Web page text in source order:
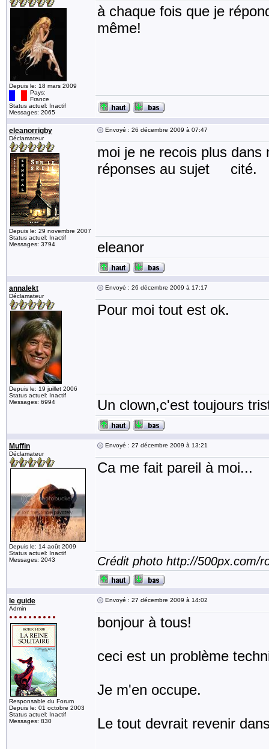
Depuis le: 18 mars 2009
Pays:
France
Status actuel: Inactif
Messages: 2065
à chaque fois que je
même!
eleanorrigby
Déclamateur
Depuis le: 29 novembre 2007
Status actuel: Inactif
Messages: 3794
Envoyé : 26 décembre 2009 à 07:47
moi je ne recois plus
réponses au sujet cité.
eleanor
annalekt
Déclamateur
Depuis le: 19 juillet 2006
Status actuel: Inactif
Messages: 6994
Envoyé : 26 décembre 2009 à 17:17
Pour moi tout est ok.
Un clown,c'est toujours
Muffin
Déclamateur
Depuis le: 14 août 2009
Status actuel: Inactif
Messages: 2043
Envoyé : 27 décembre 2009 à 13:21
Ca me fait pareil à moi...
Crédit photo http://500px.com/
le guide
Admin
Responsable du Forum
Depuis le: 01 octobre 2003
Status actuel: Inactif
Messages: 830
Envoyé : 27 décembre 2009 à 14:02
bonjour à tous!
ceci est un problème
Je m'en occupe.
Le tout devrait revenir